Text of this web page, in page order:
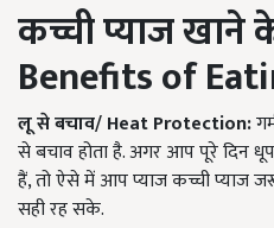
कच्ची प्याज खाने
Benefits of
लू से बचाव/Heat Protection:
से बचाव होता है. अगर आप पूरे दिन
हैं, तो ऐसे में आप प्याज कच्ची प्याज
सही रह सके.